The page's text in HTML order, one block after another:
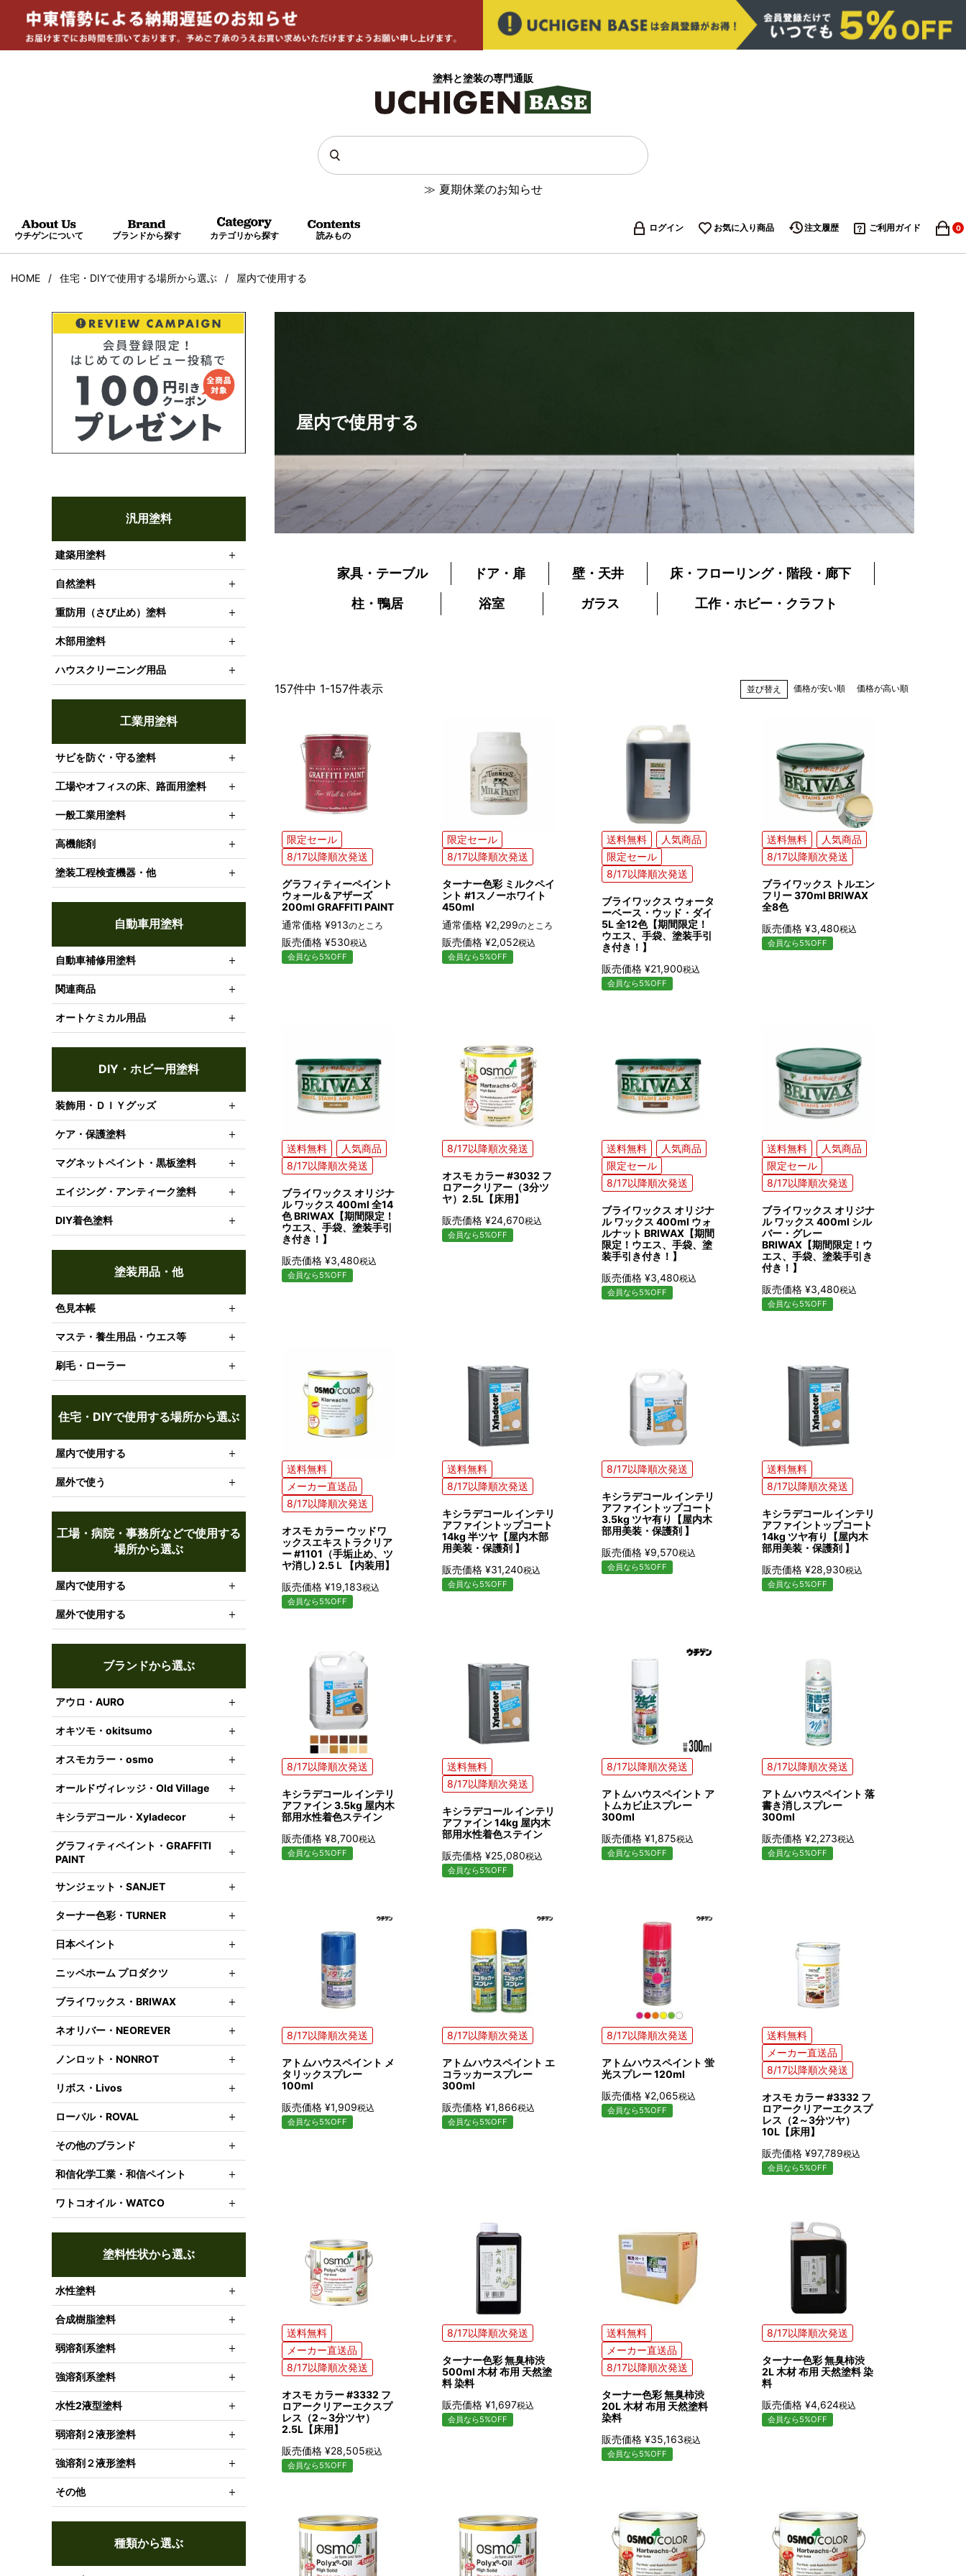
塗料と塗装の専門通販
≫ 夏期休業のお知らせ
ウチゲンについて ブランドから探す カテゴリから探す 読みもの
ログイン お気に入り商品 注文履歴 ご利用ガイド 0
HOME 住宅・DIYで使用する場所から選ぶ 屋内で使用する
汎用塗料
建築用塗料
自然塗料
重防用（さび止め）塗料
木部用塗料
ハウスクリーニング用品
工業用塗料
サビを防ぐ・守る塗料
工場やオフィスの床、路面用塗料
一般工業用塗料
高機能剤
塗装工程検査機器・他
自動車用塗料
自動車補修用塗料
関連商品
オートケミカル用品
DIY・ホビー用塗料
装飾用・ＤＩＹグッズ
ケア・保護塗料
マグネットペイント・黒板塗料
エイジング・アンティーク塗料
DIY着色塗料
塗装用品・他
色見本帳
マステ・養生用品・ウエス等
刷毛・ローラー
住宅・DIYで使用する場所から選ぶ
屋内で使用する
屋外で使う
工場・病院・事務所などで使用する
場所から選ぶ
屋内で使用する
屋外で使用する
ブランドから選ぶ
アウロ・AURO
オキツモ・okitsumo
オスモカラー・osmo
オールドヴィレッジ・Old Village
キシラデコール・Xyladecor
グラフィティペイント・GRAFFITI
PAINT
サンジェット・SANJET
ターナー色彩・TURNER
日本ペイント
ニッペホーム プロダクツ
ブライワックス・BRIWAX
ネオリバー・NEOREVER
ノンロット・NONROT
リボス・Livos
ローバル・ROVAL
その他のブランド
和信化学工業・和信ペイント
ワトコオイル・WATCO
塗料性状から選ぶ
水性塗料
合成樹脂塗料
弱溶剤系塗料
強溶剤系塗料
水性2液型塗料
弱溶剤２液形塗料
強溶剤２液形塗料
その他
種類から選ぶ
屋内で使用する
家具・テーブル ドア・扉 壁・天井
床・フローリング・階段・廊下
柱・鴨居
浴室 ガラス 工作・ホビー・クラフト
並び替え 価格が安い順 価格が高い順
157件中 1-157件表示
限定セール
8/17以降順次発送
グラフィティーペイント
ウォール＆アザーズ
200ml GRAFFITI PAINT
通常価格 ¥913のところ
販売価格 ¥530税込
会員なら5%OFF
限定セール
8/17以降順次発送
ターナー色彩 ミルクペイ
ント #1スノーホワイト
450ml
通常価格 ¥2,299のところ
販売価格 ¥2,052税込
会員なら5%OFF
送料無料
人気商品
限定セール
8/17以降順次発送
ブライワックス ウォータ
ーベース・ウッド・ダイ
5L 全12色【期間限定！
ウエス、手袋、塗装手引
き付き！】
販売価格 ¥21,900税込
会員なら5%OFF
送料無料
人気商品
8/17以降順次発送
ブライワックス トルエン
フリー 370ml BRIWAX
全8色
販売価格 ¥3,480税込
会員なら5%OFF
送料無料
人気商品
8/17以降順次発送
ブライワックス オリジナ
ル ワックス 400ml 全14
色 BRIWAX【期間限定！
ウエス、手袋、塗装手引
き付き！】
販売価格 ¥3,480税込
会員なら5%OFF
8/17以降順次発送
オスモ カラー #3032 フ
ロアークリアー（3分ツ
ヤ）2.5L【床用】
販売価格 ¥24,670税込
会員なら5%OFF
送料無料
人気商品
限定セール
8/17以降順次発送
ブライワックス オリジナ
ル ワックス 400ml ウォ
ルナット BRIWAX【期間
限定！ウエス、手袋、塗
装手引き付き！】
販売価格 ¥3,480税込
会員なら5%OFF
送料無料
人気商品
限定セール
8/17以降順次発送
ブライワックス オリジナ
ル ワックス 400ml シル
バー・グレー
BRIWAX【期間限定！ウ
エス、手袋、塗装手引き
付き！】
販売価格 ¥3,480税込
会員なら5%OFF
送料無料
メーカー直送品
8/17以降順次発送
オスモ カラー ウッドワ
ックスエキストラクリア
ー #1101（手垢止め、ツ
ヤ消し) 2.5Ｌ【内装用】
販売価格 ¥19,183税込
会員なら5%OFF
送料無料
8/17以降順次発送
キシラデコール インテリ
アファイントップコート
14kg 半ツヤ【屋内木部
用美装・保護剤 】
販売価格 ¥31,240税込
会員なら5%OFF
8/17以降順次発送
キシラデコール インテリ
アファイントップコート
3.5kg ツヤ有り【屋内木
部用美装・保護剤 】
販売価格 ¥9,570税込
会員なら5%OFF
送料無料
8/17以降順次発送
キシラデコール インテリ
アファイントップコート
14kg ツヤ有り【屋内木
部用美装・保護剤 】
販売価格 ¥28,930税込
会員なら5%OFF
8/17以降順次発送
キシラデコール インテリ
アファイン 3.5kg 屋内木
部用水性着色ステイン
販売価格 ¥8,700税込
会員なら5%OFF
送料無料
8/17以降順次発送
キシラデコール インテリ
アファイン 14kg 屋内木
部用水性着色ステイン
販売価格 ¥25,080税込
会員なら5%OFF
8/17以降順次発送
アトムハウスペイント ア
トムカビ止スプレー
300ml
販売価格 ¥1,875税込
会員なら5%OFF
8/17以降順次発送
アトムハウスペイント 落
書き消しスプレー
300ml
販売価格 ¥2,273税込
会員なら5%OFF
8/17以降順次発送
アトムハウスペイント メ
タリックスプレー
100ml
販売価格 ¥1,909税込
会員なら5%OFF
8/17以降順次発送
アトムハウスペイント エ
コラッカースプレー
300ml
販売価格 ¥1,866税込
会員なら5%OFF
8/17以降順次発送
アトムハウスペイント 蛍
光スプレー 120ml
販売価格 ¥2,065税込
会員なら5%OFF
送料無料
メーカー直送品
8/17以降順次発送
オスモ カラー #3332 フ
ロアークリアーエクスプ
レス（2～3分ツヤ）
10L【床用】
販売価格 ¥97,789税込
会員なら5%OFF
送料無料
メーカー直送品
8/17以降順次発送
オスモ カラー #3332 フ
ロアークリアーエクスプ
レス（2～3分ツヤ）
2.5L【床用】
販売価格 ¥28,505税込
会員なら5%OFF
8/17以降順次発送
ターナー色彩 無臭柿渋
500ml 木材 布用 天然塗
料 染料
販売価格 ¥1,697税込
会員なら5%OFF
送料無料
メーカー直送品
8/17以降順次発送
ターナー色彩 無臭柿渋
20L 木材 布用 天然塗料
染料
販売価格 ¥35,163税込
会員なら5%OFF
8/17以降順次発送
ターナー色彩 無臭柿渋
2L 木材 布用 天然塗料 染
料
販売価格 ¥4,624税込
会員なら5%OFF